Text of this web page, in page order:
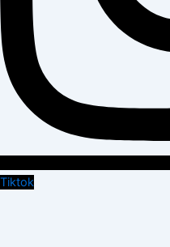
Tiktok